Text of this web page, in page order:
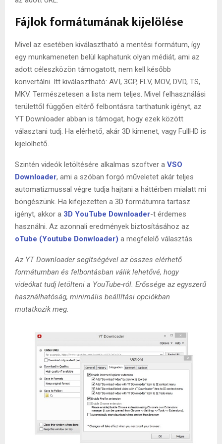
Fájlok formátumának kijelölése
Mivel az esetében kiválasztható a mentési formátum, így
egy munkameneten belül kaphatunk olyan médiát, ami az
adott céleszközön támogatott, nem kell később
konvertálni. Itt kiválasztható: AVI, 3GP, FLV, MOV, DVD, TS,
MKV. Természetesen a lista nem teljes. Mivel felhasználási
területtől függően eltérő felbontásra tarthatunk igényt, az
YT Downloader abban is támogat, hogy ezek között
választani tudj. Ha elérhető, akár 3D kimenet, vagy FullHD is
kijelölhető.
Szintén videók letöltésére alkalmas szoftver a VSO
Downloader, ami a szóban forgó műveletet akár teljes
automatizmussal végre tudja hajtani a háttérben mialatt mi
böngészünk. Ha kifejezetten a 3D formátumra tartasz
igényt, akkor a 3D YouTube Downloader-t érdemes
használni. Az azonnali eredmények biztosításához az
oTube (Youtube Donwloader) a megfelelő választás.
Az YT Downloader segítségével az összes elérhető
formátumban és felbontásban válik lehetővé, hogy
videókat tudj letölteni a YouTube-ról. Erőssége az egyszerű
használhatóság, minimális beállítási opciókban
mutatkozik meg.